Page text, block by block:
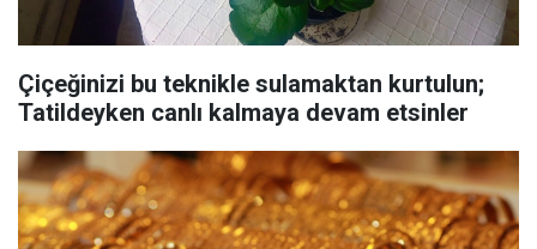
Çiçeğinizi bu teknikle sulamaktan kurtulun;
Tatildeyken canlı kalmaya devam etsinler